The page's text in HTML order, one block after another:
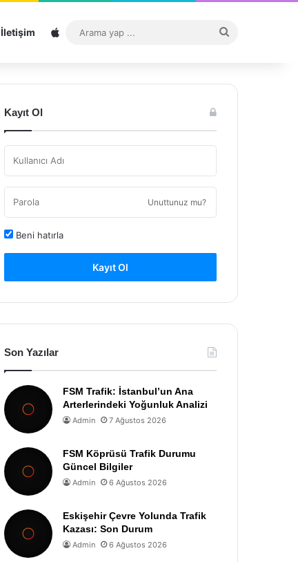
İletişim Sitemap
...
Kayıt Ol
Unuttunuz mu?
Beni hatırla
Kayıt Ol
Son Yazılar
FSM Trafik: İstanbul’un Ana
Arterlerindeki Yoğunluk Analizi
Admin 7 Ağustos 2026
FSM Köprüsü Trafik Durumu
Güncel Bilgiler
Admin 6 Ağustos 2026
Eskişehir Çevre Yolunda Trafik
Kazası: Son Durum
Admin 6 Ağustos 2026